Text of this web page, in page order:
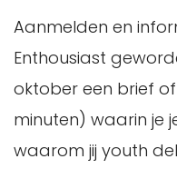
Aanmelden en
Enthousiast
oktober een brief
minuten) waarin je
waarom jij youth